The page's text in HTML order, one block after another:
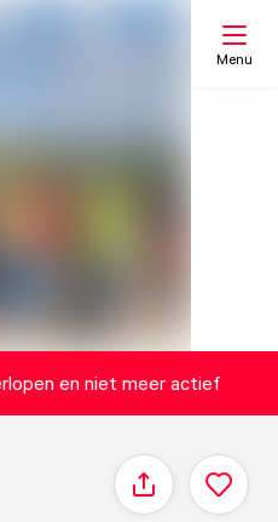
Menu
en niet meer actief
Delen